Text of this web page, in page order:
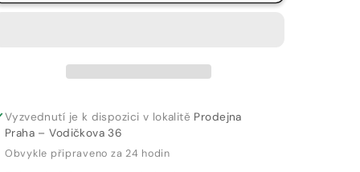
-
-
Vyzvednutí je k dispozici v lokalitě Prodejna
Praha – Vodičkova 36
Obvykle připraveno za 24 hodin